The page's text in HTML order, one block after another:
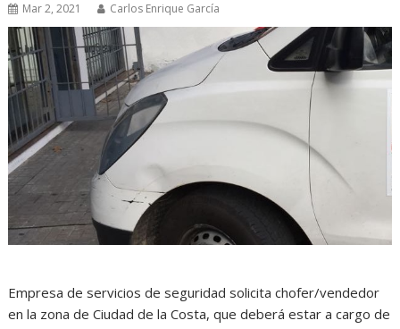
Mar 2, 2021 Carlos Enrique García
Empresa de servicios de seguridad solicita chofer/vendedor
en la zona de Ciudad de la Costa, que deberá estar a cargo de